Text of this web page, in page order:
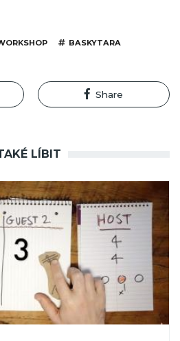
BASKYTARA
Share
LÍBIT